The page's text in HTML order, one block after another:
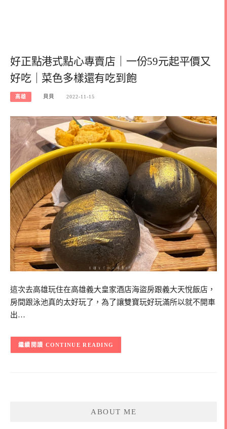
好正點港式點心專賣店｜一份59元起平價又
好吃｜菜色多樣還有吃到飽
高雄 貝貝 2022-11-15
這次去高雄玩住在高雄義大皇家酒店海盜房跟義大天悅飯店，
房間跟泳池真的太好玩了，為了讓雙寶玩好玩滿所以就不開車
出…
CONTINUE READING
ABOUT ME